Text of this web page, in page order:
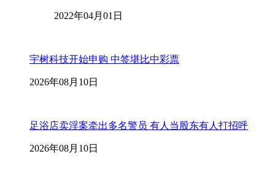
2022年04月01日
宇树科技开始申购 中签堪比中彩票
2026年08月10日
足浴店卖淫案牵出多名警员 有人当股东有人打招呼
2026年08月10日